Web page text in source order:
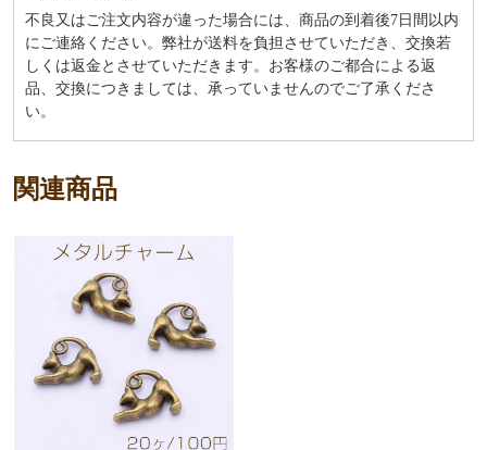
不良又はご注文内容が違った場合には、商品の到着後7日間以内
にご連絡ください。弊社が送料を負担させていただき、交換若
しくは返金とさせていただきます。お客様のご都合による返
品、交換につきましては、承っていませんのでご了承くださ
い。
関連商品